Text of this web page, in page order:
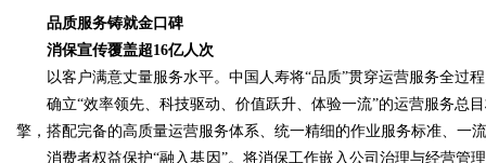
品质服务铸就金口碑
消保宣传覆盖超16亿人次
以客户满意丈量服务水平。中国人寿将“品质”贯穿运营服务全过
确立“效率领先、科技驱动、价值跃升、体验一流”的运营服务总
擎，搭配完备的高质量运营服务体系、统一精细的作业服务标准、一
消费者权益保护“融入基因”。将消保工作嵌入公司治理与经营管